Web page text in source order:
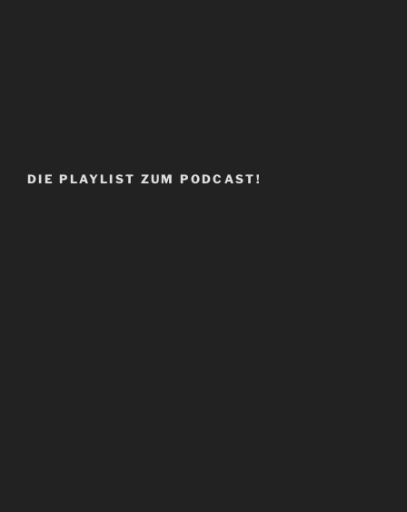
DIE PLAYLIST ZUM PODCAST!